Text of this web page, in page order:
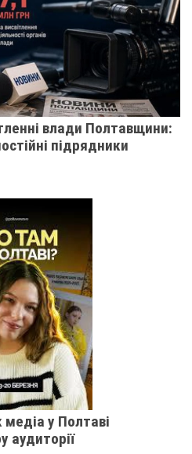
влади Полтавщини:
підрядники
у Полтаві
аудиторії